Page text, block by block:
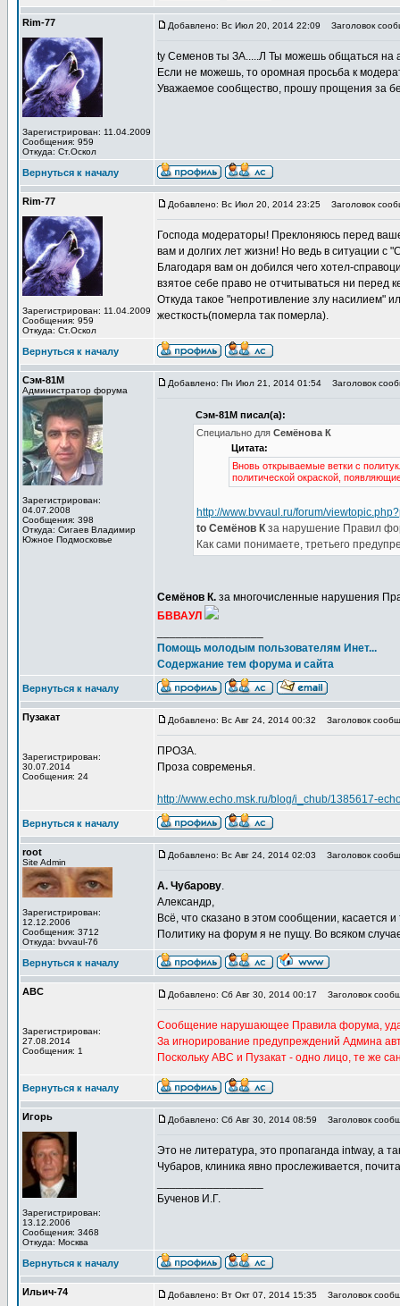
Rim-77
Зарегистрирован: 11.04.2009
Сообщения: 959
Откуда: Ст.Оскол
Добавлено: Вс Июл 20, 2014 22:09 Заголовок
ty Семенов ты ЗА.....Л Ты можешь общаться на
Если не можешь, то оромная просьба к
Уважаемое сообщество, прошу прощения за
Вернуться к началу
Rim-77
Зарегистрирован: 11.04.2009
Сообщения: 959
Откуда: Ст.Оскол
Добавлено: Вс Июл 20, 2014 23:25 Заголовок
Господа модераторы! Преклоняюсь перед
вам и долгих лет жизни! Но ведь в ситуации с
Благодаря вам он добился чего хотел-
взятое себе право не отчитываться ни перед
Откуда такое "непротивление злу насилием"
жесткость(померла так померла).
Вернуться к началу
Сэм-81М
Администратор форума
Зарегистрирован:
04.07.2008
Сообщения: 398
Откуда: Сигаев Владимир
Южное Подмосковье
Добавлено: Пн Июл 21, 2014 01:54 Заголовок
Сэм-81М писал(а):
Специально для Семёнова К
Цитата:
Вновь открываемые ветки с
политической окраской,
http://www.bvvaul.ru/forum/
to Семёнов К за нарушение Правил
Как сами понимаете, третьего
Семёнов К. за многочисленные нарушения
БВВАУЛ
Помощь молодым пользователям Инет...
Содержание тем форума и сайта
Вернуться к началу
Пузакат
Зарегистрирован:
30.07.2014
Сообщения: 24
Добавлено: Вс Авг 24, 2014 00:32 Заголовок
ПРОЗА.
Проза современья.
http://www.echo.msk.ru/blog/i_chub/1385617-
Вернуться к началу
root
Site Admin
Зарегистрирован:
12.12.2006
Сообщения: 3712
Откуда: bvvaul-76
Добавлено: Вс Авг 24, 2014 02:03 Заголовок
А. Чубарову.
Александр,
Всё, что сказано в этом сообщении, касается
Политику на форум я не пущу. Во всяком
Вернуться к началу
АВС
Зарегистрирован:
27.08.2014
Сообщения: 1
Добавлено: Сб Авг 30, 2014 00:17 Заголовок
Сообщение нарушающее Правила форума,
За игнорирование предупреждений Админа
Поскольку АВС и Пузакат - одно лицо, те же
Вернуться к началу
Игорь
Зарегистрирован:
13.12.2006
Сообщения: 3468
Откуда: Москва
Добавлено: Сб Авг 30, 2014 08:59 Заголовок
Это не литература, это пропаганда intway, a
Чубаров, клиника явно прослеживается,
Бученов И.Г.
Вернуться к началу
Ильич-74 Добавлено: Вт Окт 07, 2014 15:35 Заголовок